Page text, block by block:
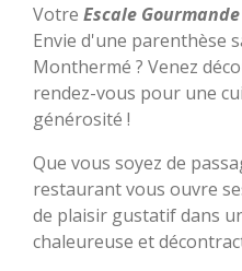
Votre Escale Gourmande
Envie d'une parenthèse
Monthermé ? Venez
rendez-vous pour une
générosité !
Que vous soyez de
restaurant vous ouvre
de plaisir gustatif dans
chaleureuse et